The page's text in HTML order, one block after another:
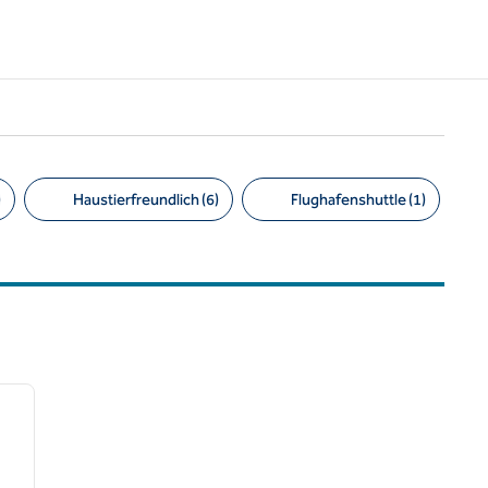
Haustierfreundlich (6) Flughafenshuttle (1)
nächstes Bild